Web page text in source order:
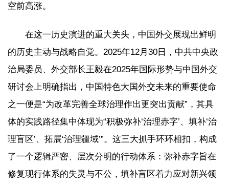
空前高涨。
在这一历史演进的重大关头，中国外交展现出鲜明
的历史主动与战略自觉。2025年12月30日，中共中央政
治局委员、外交部长王毅在2025年国际形势与中国外交
研讨会上明确指出，中国特色大国外交未来的重要使命
之一便是“为改革完善全球治理作出更突出贡献”，其具
体的实践路径集中体现为“积极弥补‘治理赤字’、填补‘治
理盲区’、拓展‘治理疆域’”。这三大抓手环环相扣，构成
了一个逻辑严密、层次分明的行动体系：弥补赤字旨在
修复现行体系的失灵与不公，填补盲区着力应对新兴领